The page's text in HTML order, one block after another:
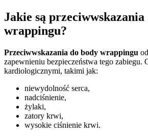
Jakie są przeciwwskazania
wrappingu?
Przeciwwskazania do body wrappingu
zapewnieniu bezpieczeństwa tego zabiegu.
kardiologicznymi, takimi jak:
niewydolność serca,
nadciśnienie,
żylaki,
zatory krwi,
wysokie ciśnienie krwi.